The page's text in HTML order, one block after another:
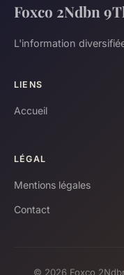
Foxco 2Ndbn
L'information
LIENS
Accueil
LÉGAL
Mentions légales
Contact
© 2026 Foxco